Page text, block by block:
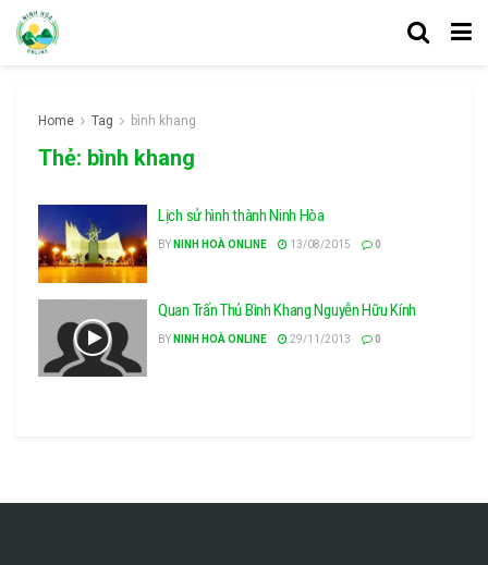
Home Tag bình khang
Thẻ: bình khang
Lịch sử hình thành Ninh Hòa
BY NINH HOÀ ONLINE 13/08/2015 0
Quan Trấn Thủ Bình Khang Nguyễn Hữu Kính
BY NINH HOÀ ONLINE 29/11/2013 0